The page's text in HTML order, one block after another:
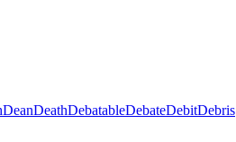
DeanDeathDebatableDebateDebitDebris